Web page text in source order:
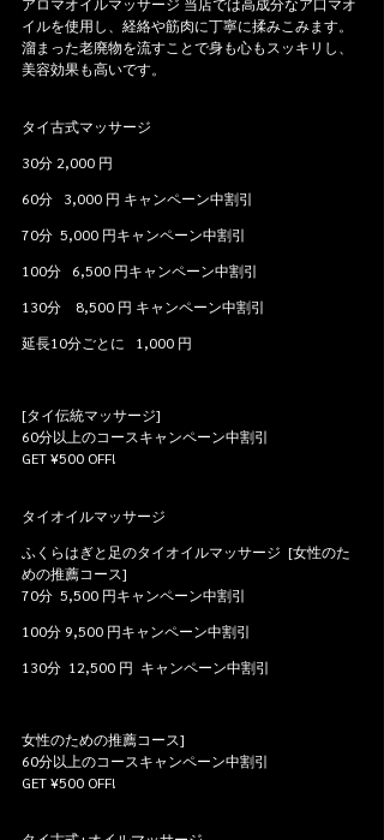
イルを使用し、経絡や筋肉に丁寧に揉みこみます。
溜まった老廃物を流すことで身も心もスッキリし、
美容効果も高いです。
タイ古式マッサージ
30分 2,000 円
60分   3,000 円 キャンペーン中割引
70分  5,000 円キャンペーン中割引
100分   6,500 円キャンペーン中割引
130分    8,500 円 キャンペーン中割引
延長10分ごとに   1,000 円
[タイ伝統マッサージ]
60分以上のコースキャンペーン中割引
GET ¥500 OFF!
タイオイルマッサージ
ふくらはぎと足のタイオイルマッサージ  [女性のた
めの推薦コース]
70分  5,500 円キャンペーン中割引
100分 9,500 円キャンペーン中割引
130分  12,500 円  キャンペーン中割引
女性のための推薦コース]
60分以上のコースキャンペーン中割引
GET ¥500 OFF!